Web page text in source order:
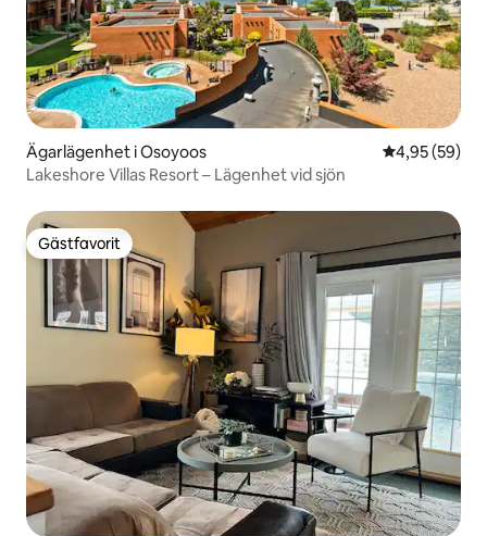
Ägarlägenhet i Osoyoos 4,95 av 5 i
4,95 (59)
Lakeshore Villas Resort – Lägenhet vid sjön
Gästfavorit
Gästfavorit